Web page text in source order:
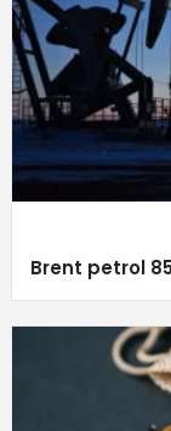
Brent petrol